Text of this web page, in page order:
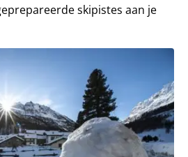
skipistes aan je